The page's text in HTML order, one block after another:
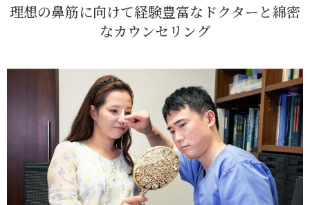
理想の鼻筋に向けて経験豊富なドクターと綿密
なカウンセリング